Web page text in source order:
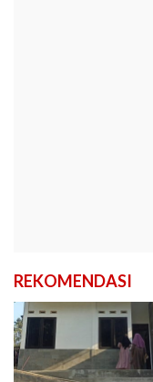
REKOMENDASI